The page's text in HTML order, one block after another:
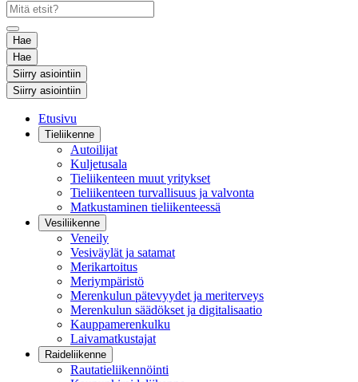
Hae
Hae
Siirry asiointiin
Siirry asiointiin
Etusivu
Tieliikenne
Autoilijat
Kuljetusala
Tieliikenteen muut yritykset
Tieliikenteen turvallisuus ja valvonta
Matkustaminen tieliikenteessä
Vesiliikenne
Veneily
Vesiväylät ja satamat
Merikartoitus
Meriympäristö
Merenkulun pätevyydet ja meriterveys
Merenkulun säädökset ja digitalisaatio
Kauppamerenkulku
Laivamatkustajat
Raideliikenne
Rautatieliikennöinti